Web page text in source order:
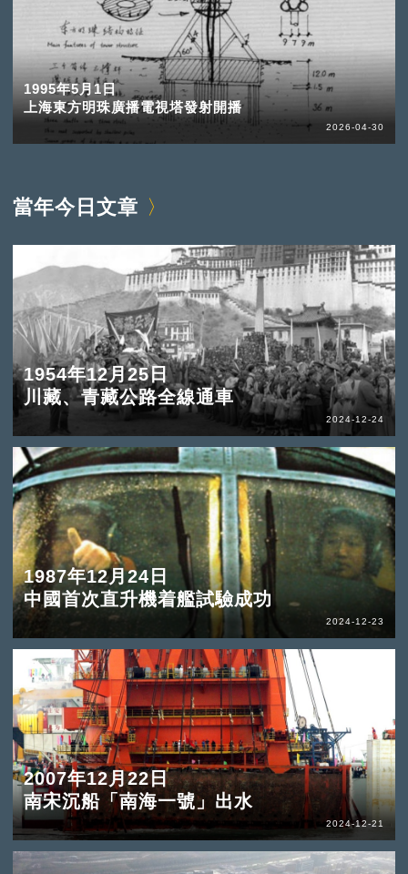
1995年5月1日
上海東方明珠廣播電視塔發射開播
2026-04-30
當年今日文章
1954年12月25日
川藏、青藏公路全線通車
2024-12-24
1987年12月24日
中國首次直升機着艦試驗成功
2024-12-23
2007年12月22日
南宋沉船「南海一號」出水
2024-12-21